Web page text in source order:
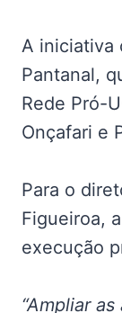
A iniciativa
Pantanal,
Rede Pró-
Onçafari e
Para o
Figueiroa,
execução
“Ampliar